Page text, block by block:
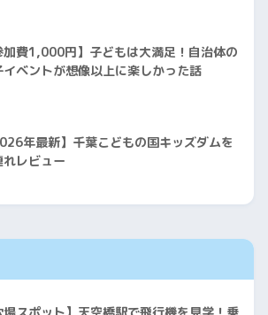
加費1,000円】子どもは大満足！自治体の
イベントが想像以上に楽しかった話
年最新】千葉こどもの国キッズダムを
れレビュー